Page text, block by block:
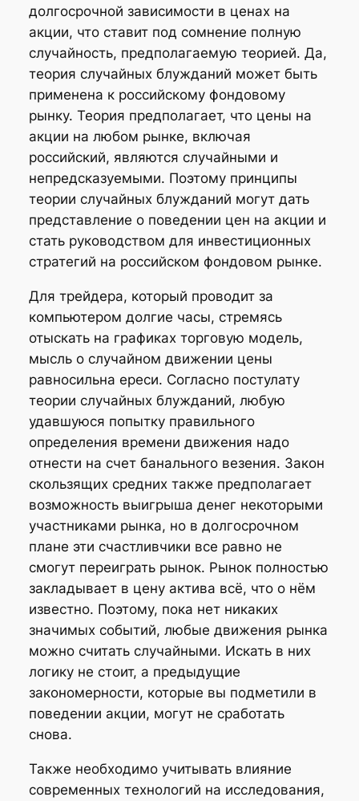
долгосрочной зависимости в ценах на
акции, что ставит под сомнение полную
случайность, предполагаемую теорией. Да,
теория случайных блужданий может быть
применена к российскому фондовому
рынку. Теория предполагает, что цены на
акции на любом рынке, включая
российский, являются случайными и
непредсказуемыми. Поэтому принципы
теории случайных блужданий могут дать
представление о поведении цен на акции и
стать руководством для инвестиционных
стратегий на российском фондовом рынке.
Для трейдера, который проводит за
компьютером долгие часы, стремясь
отыскать на графиках торговую модель,
мысль о случайном движении цены
равносильна ереси. Согласно постулату
теории случайных блужданий, любую
удавшуюся попытку правильного
определения времени движения надо
отнести на счет банального везения. Закон
скользящих средних также предполагает
возможность выигрыша денег некоторыми
участниками рынка, но в долгосрочном
плане эти счастливчики все равно не
смогут переиграть рынок. Рынок полностью
закладывает в цену актива всё, что о нём
известно. Поэтому, пока нет никаких
значимых событий, любые движения рынка
можно считать случайными. Искать в них
логику не стоит, а предыдущие
закономерности, которые вы подметили в
поведении акции, могут не сработать
снова.
Также необходимо учитывать влияние
современных технологий на исследования,